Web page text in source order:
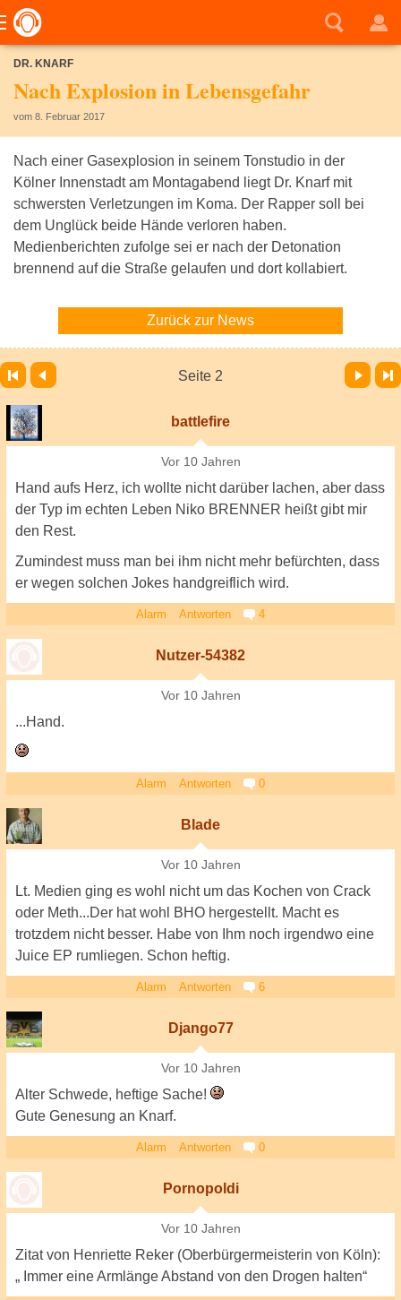
DR. KNARF
Nach Explosion in Lebensgefahr
vom 8. Februar 2017
Nach einer Gasexplosion in seinem Tonstudio in der
Kölner Innenstadt am Montagabend liegt Dr. Knarf mit
schwersten Verletzungen im Koma. Der Rapper soll bei
dem Unglück beide Hände verloren haben.
Medienberichten zufolge sei er nach der Detonation
brennend auf die Straße gelaufen und dort kollabiert.
Zurück zur News
Seite 2
Vor Letzte Seite
battlefire
Vor 10 Jahren
Hand aufs Herz, ich wollte nicht darüber lachen, aber dass
der Typ im echten Leben Niko BRENNER heißt gibt mir
den Rest.
Zumindest muss man bei ihm nicht mehr befürchten, dass
er wegen solchen Jokes handgreiflich wird.
Alarm Antworten 4
Nutzer-54382
Vor 10 Jahren
...Hand.
Alarm Antworten 0
Blade
Vor 10 Jahren
Lt. Medien ging es wohl nicht um das Kochen von Crack
oder Meth...Der hat wohl BHO hergestellt. Macht es
trotzdem nicht besser. Habe von Ihm noch irgendwo eine
Juice EP rumliegen. Schon heftig.
Alarm Antworten 6
Django77
Vor 10 Jahren
Alter Schwede, heftige Sache!
Gute Genesung an Knarf.
Alarm Antworten 0
Pornopoldi
Vor 10 Jahren
Zitat von Henriette Reker (Oberbürgermeisterin von Köln):
„ Immer eine Armlänge Abstand von den Drogen halten“